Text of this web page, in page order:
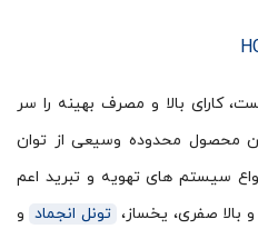
کارای بالا و مصرف بهینه را سر
محصول محدوده وسیعی از توان
سیستم های تهویه و تبرید اعم
بالا صفری، یخساز، تونل انجماد و